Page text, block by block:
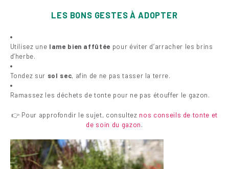
LES BONS GESTES À ADOPTER
Utilisez une lame bien affûtée pour éviter d’arracher les brins
d’herbe.
Tondez sur sol sec, afin de ne pas tasser la terre.
Ramassez les déchets de tonte pour ne pas étouffer le gazon.
👉 Pour approfondir le sujet, consultez nos conseils de tonte et
de soin du gazon.